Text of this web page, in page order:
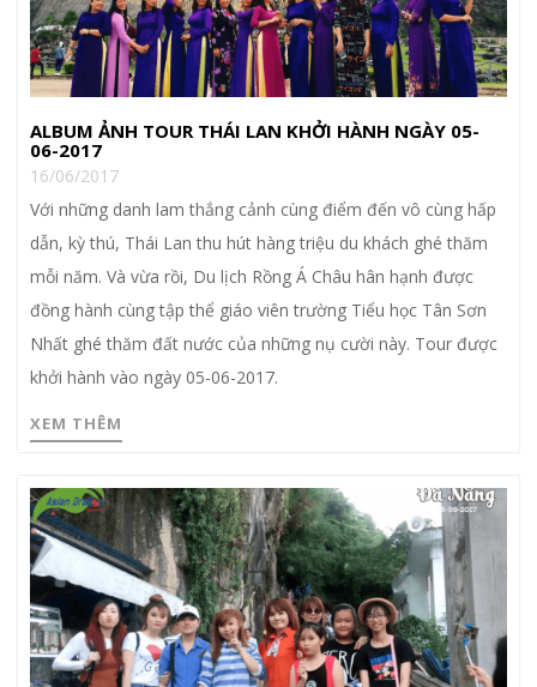
ALBUM ẢNH TOUR THÁI LAN KHỞI HÀNH NGÀY 05-
06-2017
16/06/2017
Với những danh lam thắng cảnh cùng điểm đến vô cùng hấp
dẫn, kỳ thú, Thái Lan thu hút hàng triệu du khách ghé thăm
mỗi năm. Và vừa rồi, Du lịch Rồng Á Châu hân hạnh được
đồng hành cùng tập thể giáo viên trường Tiểu học Tân Sơn
Nhất ghé thăm đất nước của những nụ cười này. Tour được
khởi hành vào ngày 05-06-2017.
XEM THÊM